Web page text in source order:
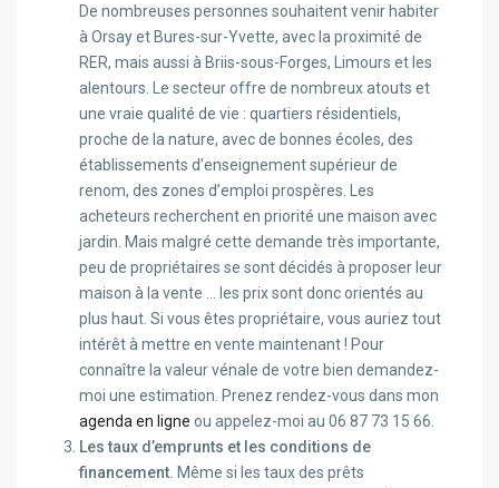
De nombreuses personnes souhaitent venir habiter
à Orsay et Bures-sur-Yvette, avec la proximité de
RER, mais aussi à Briis-sous-Forges, Limours et les
alentours. Le secteur offre de nombreux atouts et
une vraie qualité de vie : quartiers résidentiels,
proche de la nature, avec de bonnes écoles, des
établissements d’enseignement supérieur de
renom, des zones d’emploi prospères. Les
acheteurs recherchent en priorité une maison avec
jardin. Mais malgré cette demande très importante,
peu de propriétaires se sont décidés à proposer leur
maison à la vente … les prix sont donc orientés au
plus haut. Si vous êtes propriétaire, vous auriez tout
intérêt à mettre en vente maintenant ! Pour
connaître la valeur vénale de votre bien demandez-
moi une estimation. Prenez rendez-vous dans mon
agenda en ligne ou appelez-moi au 06 87 73 15 66.
Les taux d’emprunts et les conditions de
financement. Même si les taux des prêts